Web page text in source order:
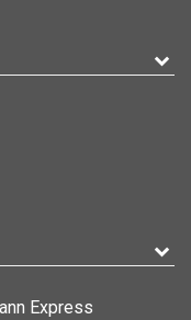
Express